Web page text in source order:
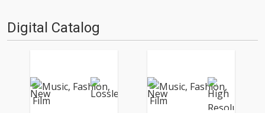
く、ベースラインも強調され
ず、ほとんどの楽曲はダンサブ
Digital Catalog